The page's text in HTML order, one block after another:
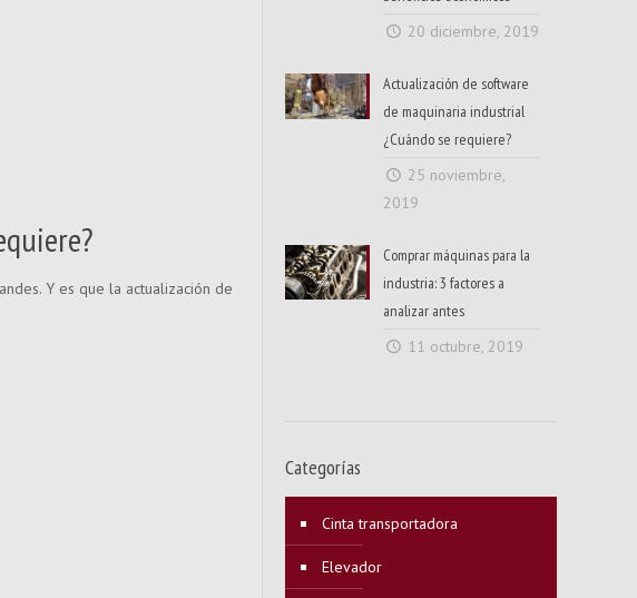
Y es que la actualización de
20 diciembre, 2019
Actualización de software
de maquinaria industrial
¿Cuándo se requiere?
25 noviembre,
2019
Comprar máquinas para la
industria: 3 factores a
analizar antes
11 octubre, 2019
Categorías
Cinta transportadora
Elevador